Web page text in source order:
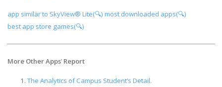
app similar to SkyView® Lite(🔍) most downloaded apps(🔍)
best app store games(🔍)
More Other Apps’ Report
The Analytics of Campus Student’s Detail.